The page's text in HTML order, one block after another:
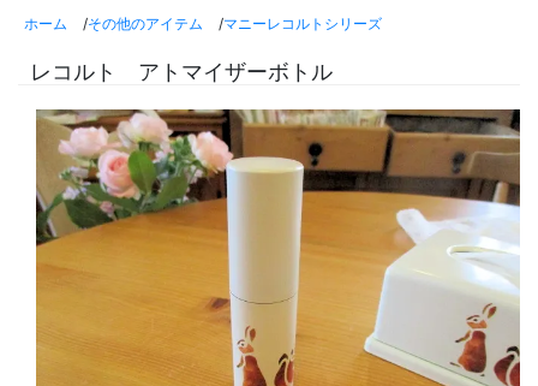
ホーム /その他のアイテム /マニーレコルトシリーズ
レコルト アトマイザーボトル